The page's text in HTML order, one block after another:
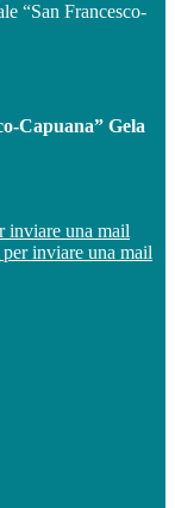
“San Francesco-
Capuana” Gela
inviare una mail
inviare una mail